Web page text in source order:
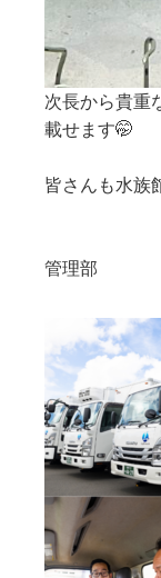
次長から貴重
載せます🤭
皆さんも水族
管理部